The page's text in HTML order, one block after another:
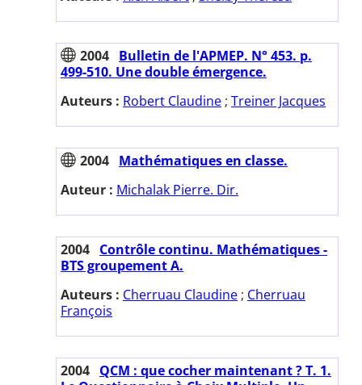
2004 Bulletin de l'APMEP. N° 453. p.
499-510. Une double émergence.
Auteurs : Robert Claudine ; Treiner Jacques
2004 Mathématiques en classe.
Auteur : Michalak Pierre. Dir.
2004 Contrôle continu. Mathématiques -
BTS groupement A.
Auteurs : Cherruau Claudine ; Cherruau
François
2004 QCM : que cocher maintenant ? T. 1.